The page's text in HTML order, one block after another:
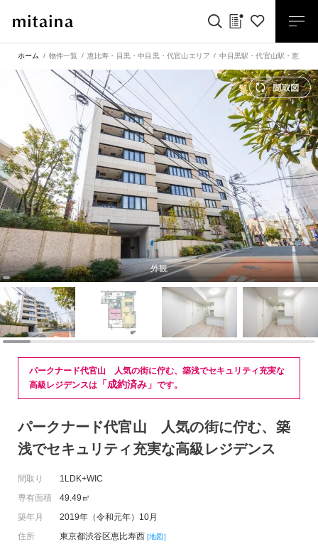
ホーム 物件一覧 恵比寿・目黒・中目黒・代官山エリア 中目黒駅 ・代官山駅 ・恵比寿
外観
パークナード代官山 人気の街に佇む、築浅でセキュリティ充実な
高級レジデンスは 「成約済み」 です。
パークナード代官山 人気の街に佇む、築
浅でセキュリティ充実な高級レジデンス
間取り
1LDK+WIC
専有面積
49.49㎡
築年月
2019年（令和元年）10月
住所
東京都渋谷区恵比寿西 [地図]